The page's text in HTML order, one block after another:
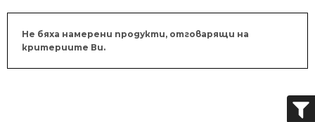
Не бяха намерени продукти, отговарящи на
критериите Ви.